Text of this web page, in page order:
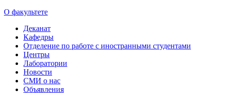
О факультете
Деканат
Кафедры
Отделение по работе с иностранными студентами
Центры
Лаборатории
Новости
СМИ о нас
Объявления